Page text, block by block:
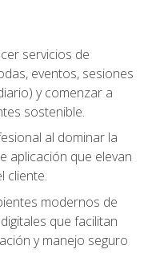
servicios de
eventos, sesiones
y comenzar a
sostenible.
al dominar la
aplicación que elevan
cliente.
modernos de
que facilitan
y manejo seguro